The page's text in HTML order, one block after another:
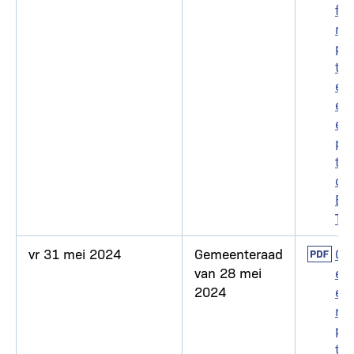
for
m
tier
egl
em
ent
BR
T
vr 31 mei 2024
Gemeenteraad
van 28 mei
2024
Go
ng
tier